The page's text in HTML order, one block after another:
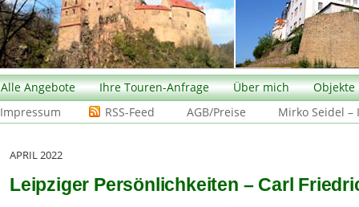
Alle Angebote Ihre Touren-Anfrage Über mich Objekte
Impressum RSS-Feed AGB/Preise Mirko Seidel
APRIL 2022
Leipziger Persönlichkeiten – Carl